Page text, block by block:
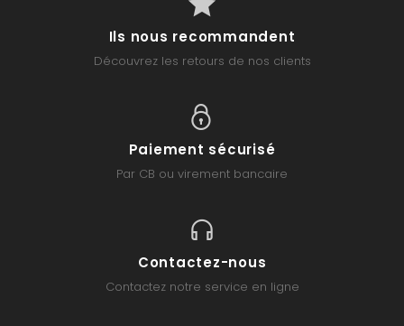
Ils nous recommandent
Découvrez les retours de nos clients
Paiement sécurisé
Par CB ou virement bancaire
Contactez-nous
Contactez notre service en ligne